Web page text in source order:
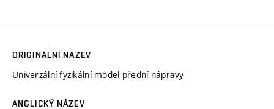
ORIGINÁLNÍ NÁZEV
Univerzální fyzikální model přední nápravy
ANGLICKÝ NÁZEV